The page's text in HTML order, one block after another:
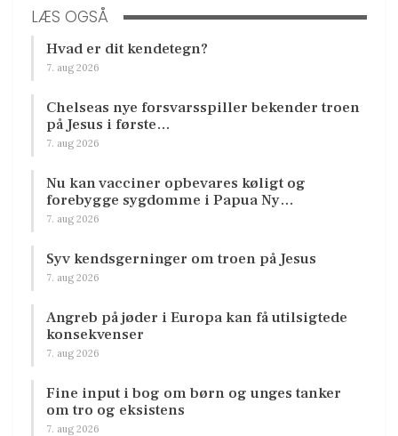
LÆS OGSÅ
Hvad er dit kendetegn?
7. aug 2026
Chelseas nye forsvarsspiller bekender troen
på Jesus i første…
7. aug 2026
Nu kan vacciner opbevares køligt og
forebygge sygdomme i Papua Ny…
7. aug 2026
Syv kendsgerninger om troen på Jesus
7. aug 2026
Angreb på jøder i Europa kan få utilsigtede
konsekvenser
7. aug 2026
Fine input i bog om børn og unges tanker
om tro og eksistens
7. aug 2026